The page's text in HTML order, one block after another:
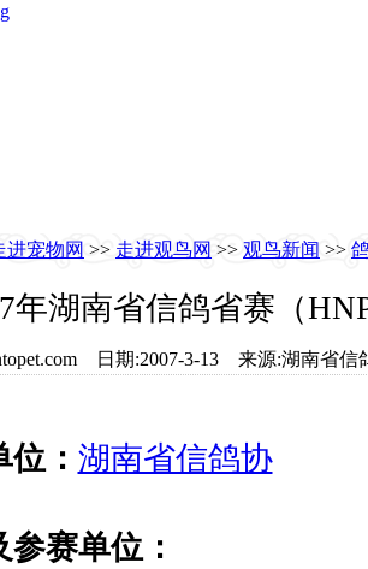
进宠物网 >> 走进观鸟网 >> 观鸟新闻 >>
年湖南省信鸽省赛（
日期:2007-3-13 来源:湖南省
： 湖南省信鸽协
赛单位：